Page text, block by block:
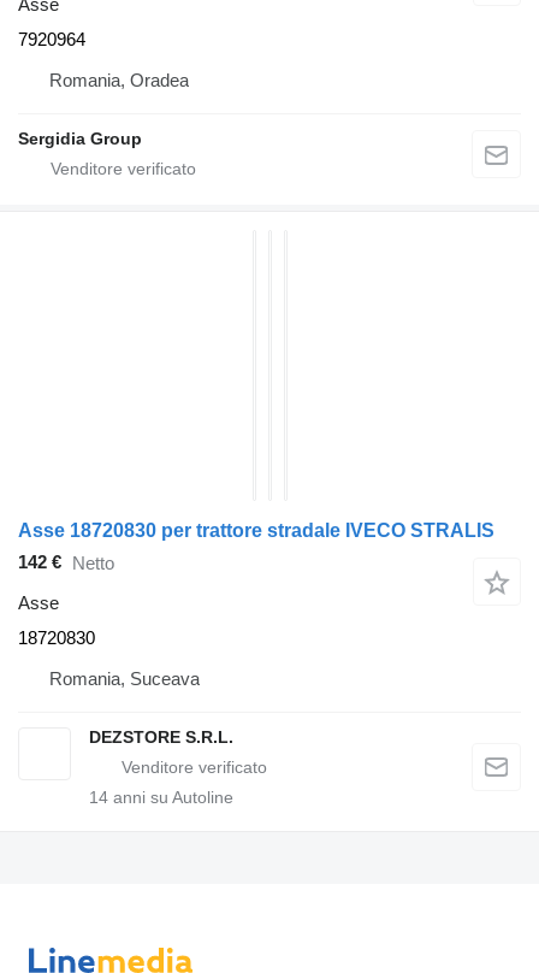
7920964
Romania, Oradea
Sergidia Group
Asse 18720830 per trattore stradale IVECO STRALIS
142 € Netto
Asse
18720830
Romania, Suceava
DEZSTORE S.R.L.
14 anni su Autoline